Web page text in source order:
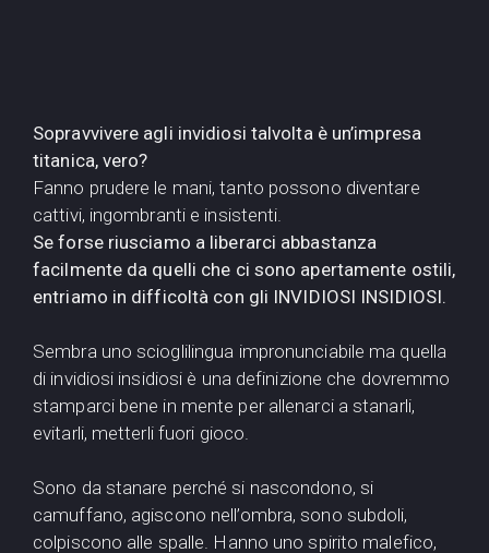
Sopravvivere agli invidiosi talvolta è un’impresa
titanica, vero?
Fanno prudere le mani, tanto possono diventare
cattivi, ingombranti e insistenti.
Se forse riusciamo a liberarci abbastanza
facilmente da quelli che ci sono apertamente ostili,
entriamo in difficoltà con gli INVIDIOSI INSIDIOSI.
Sembra uno scioglilingua impronunciabile ma quella
di invidiosi insidiosi è una definizione che dovremmo
stamparci bene in mente per allenarci a stanarli,
evitarli, metterli fuori gioco.
Sono da stanare perché si nascondono, si
camuffano, agiscono nell’ombra, sono subdoli,
colpiscono alle spalle. Hanno uno spirito malefico,